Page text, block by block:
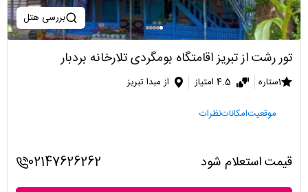
بررسی هتل
تور رشت از تبریز اقامتگاه بومگردی تلارخانه بردبار
1ستاره 4.5 امتیاز از مبدا تبریز
موقعیتامکاناتنظرات
قیمت استعلام شود 02147626262